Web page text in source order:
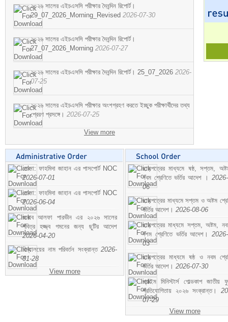
২০২৬ সালের এইচএসসি পরীক্ষার দৈনন্দিন রিপোর্ট।
29_07_2026_Morning_Revised 2026-07-30
২০২৬ সালের এইচএসসি পরীক্ষার দৈনন্দিন রিপোর্ট।
27_07_2026_Morning 2026-07-27
২০২৬ সালের এইচএসসি পরীক্ষার দৈনন্দিন রিপোর্ট। 25_07_2026 2026-
07-25
২০২৬ সালের এইচএসসি পরীক্ষার অংশগ্রহণ করতে ইচ্ছুক পরীক্ষার্থীদের তথ্য
প্রেরণ প্রসঙ্গে। 2026-07-25
View more
মোসা: ফাহমিদা জাহান এর পাসপোর্ট NOC
2026-07-01
মোসা: ফাহমিদা জাহান এর পাসপোর্ট NOC
2026-06-04
জনাব আলফা পারভীন এর ২০২৬ সালের
পবিত্র হজ্জ্ব গমনের জন্য ছুটির আদেশ
2026-04-20
বিদ্যালয়ের নাম পরিবর্তন সংক্রান্ত 2026-
01-28
View more
ছাড়পত্রের মাধ্যমে ষষ্ঠ, সপ্তম,
নবম শ্রেণিতে ভর্তির আদেশ ।
06
ছাড়পত্রের মাধ্যমে সপ্তম ও অষ্টম
ভর্তির আদেশ। 2026-08-06
ছাড়পত্রের মাধ্যমে সপ্তম, অষ্টম,
দশম শ্রেণিতে ভর্তির আদেশ।
03
ছাড়পত্রের মাধ্যমে ষষ্ঠ ও নবম
ভর্তির আদেশ। 2026-07-30
প্রাইম মিনিস্টার্স গোল্ডকাপ জাতীয়
প্রতিযোগিতায় ২০২৬ সংক্রান্ত।
07-29
View more